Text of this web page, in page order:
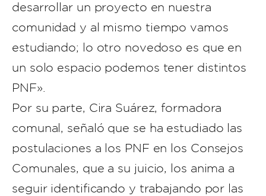
desarrollar un proyecto en nuestra
comunidad y al mismo tiempo vamos
estudiando; lo otro novedoso es que en
un solo espacio podemos tener distintos
PNF».
Por su parte, Cira Suárez, formadora
comunal, señaló que se ha estudiado las
postulaciones a los PNF en los Consejos
Comunales, que a su juicio, los anima a
seguir identificando y trabajando por las